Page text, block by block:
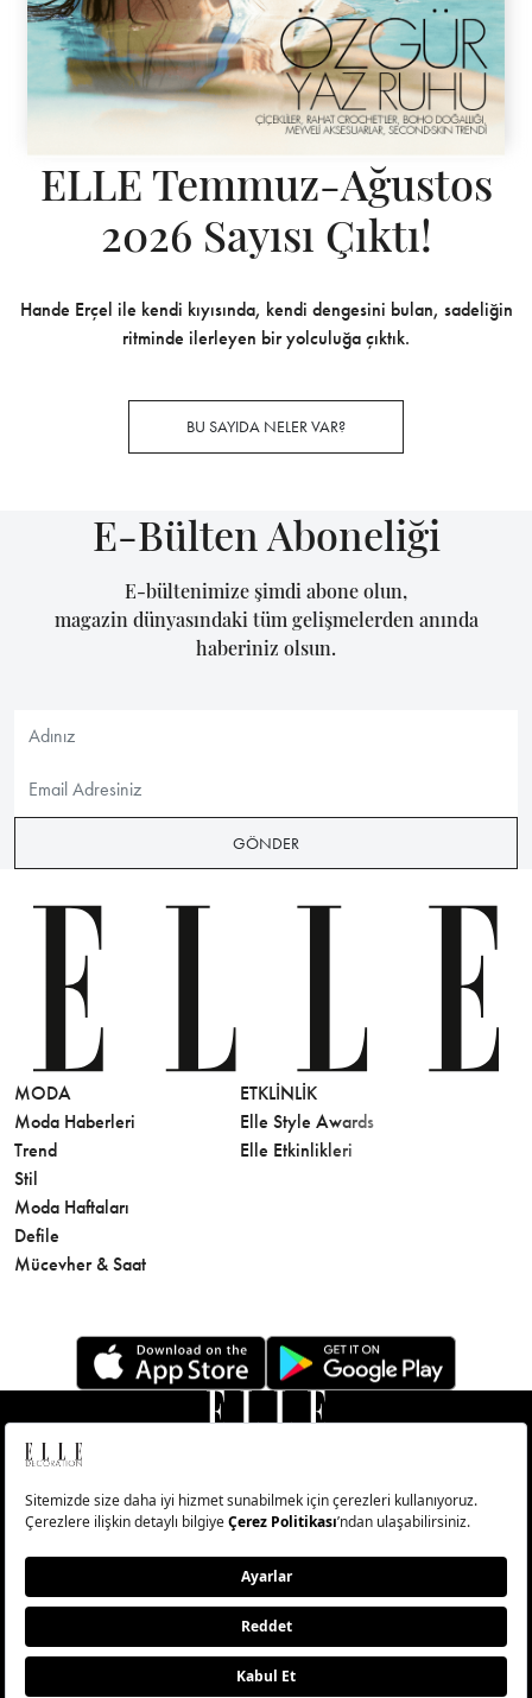
ELLE Temmuz-Ağustos
2026 Sayısı Çıktı!
Hande Erçel ile kendi kıyısında, kendi dengesini bulan, sadeliğin
ritminde ilerleyen bir yolculuğa çıktık.
BU SAYIDA NELER VAR?
E-Bülten Aboneliği
E-bültenimize şimdi abone olun,
magazin dünyasındaki tüm gelişmelerden anında
haberiniz olsun.
GÖNDER
MODA
Moda Haberleri
Trend
Stil
Moda Haftaları
Defile
Mücevher & Saat
ETKLINLIK
Elle Style Awards
Elle Etkinlikleri
© Big Medya Teknoloji A.Ş. Altunizade Mahallesi Kuşbakışı
Caddesi No:27/1 Üsküdar/İstanbul
Aydınlatma Metni
Copyright © 2026 - Tüm Hakları Saklıdır.